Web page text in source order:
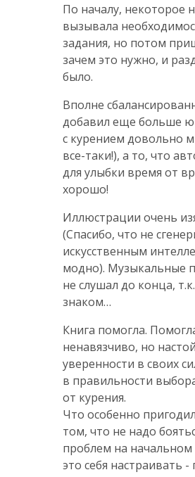
По началу, некоторое
вызывала
задания, но потом
зачем это нужно, и
было.
Вполне
добавил еще больше
с курением довольно
все-таки!), а то, что
для улыбки время от
хорошо!
Иллюстрации очень
(Спасибо, что не
искусственным
модно). Музыкальные
не слушал до конца,
знаком…
Книга помогла.
ненавязчиво, но
уверенности в своих
в правильности
от курения.
Что особенно
том, что не надо
проблем на начальном
это себя настраивать